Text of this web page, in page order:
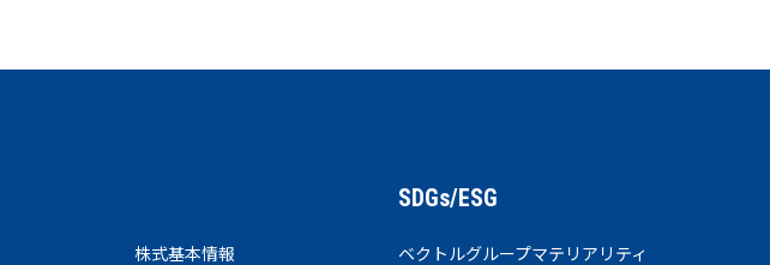
株式基本情報
SDGs/ESG
ベクトルグループマテリアリティ